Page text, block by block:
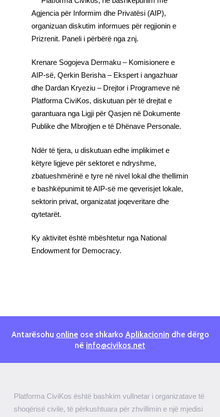
Agjencia për Informim dhe Privatësi (AIP),
organizuan diskutim informues për regjionin e
Prizrenit. Paneli i përbërë nga znj.
Krenare Sogojeva Dermaku – Komisionere e
AIP-së, Qerkin Berisha – Ekspert i angazhuar
dhe Dardan Kryeziu – Drejtor i Programeve në
Platforma CiviKos, diskutuan për të drejtat e
garantuara nga Ligji për Qasjen në Dokumente
Publike dhe Mbrojtjen e të Dhënave Personale.
Ndër të tjera, u diskutuan edhe implikimet e
këtyre ligjeve për sektoret e ndryshme,
zbatueshmërinë e tyre në nivel lokal dhe thellimin
e bashkëpunimit të AIP-së me qeverisjet lokale,
sektorin privat, organizatat joqeveritare dhe
qytetarët.
Ky aktivitet është mbështetur nga National
Endowment for Democracy.
Antarësohu onlineose shkarko Aplikacionin dhe dërgo
në info@civikos.net
Platforma CiviKos është bashkim vullnetar i organizatave të
shoqërisë civile, të përkushtuara për zhvillimin e një mjedisi